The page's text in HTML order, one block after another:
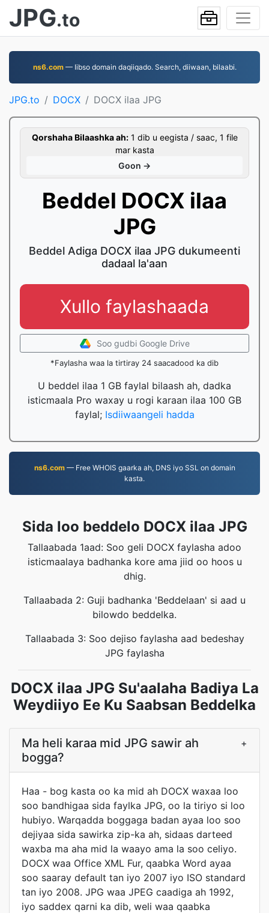
JPG.to
ns6.com— Iibso domain daqiiqado. Search, diiwaan, bilaabi.
JPG.to DOCX DOCX ilaa JPG
Qorshaha Bilaashka ah:1 dib u eegista / saac, 1 file
mar kasta
Goon →
Beddel DOCX ilaa
JPG
Beddel Adiga DOCX ilaa JPG dukumeenti
dadaal la'aan
Xullo faylashaada
Soo gudbi Google Drive
*Faylasha waa la tirtiray 24 saacadood ka dib
U beddel ilaa 1 GB faylal bilaash ah, dadka
isticmaala Pro waxay u rogi karaan ilaa 100 GB
faylal; Isdiiwaangeli hadda
ns6.com— Free WHOIS gaarka ah, DNS iyo SSL on domain
kasta.
Sida loo beddelo DOCX ilaa JPG
Tallaabada 1aad: Soo geli DOCX faylasha adoo
isticmaalaya badhanka kore ama jiid oo hoos u
dhig.
Tallaabada 2: Guji badhanka 'Beddelaan' si aad u
bilowdo beddelka.
Tallaabada 3: Soo dejiso faylasha aad bedeshay
JPG faylasha
DOCX ilaa JPG Su'aalaha Badiya La
Weydiiyo Ee Ku Saabsan Beddelka
Ma heli karaa mid JPG sawir ah
bogga?
+
Haa - bog kasta oo ka mid ah DOCX waxaa loo
soo bandhigaa sida faylka JPG, oo la tiriyo si loo
hubiyo. Warqadda boggaga badan ayaa loo soo
dejiyaa sida sawirka zip-ka ah, sidaas darteed
waxba ma aha mid la waayo ama la soo celiyo.
DOCX waa Office XML Fur, qaabka Word ayaa
soo saaray default tan iyo 2007 iyo ISO standard
tan iyo 2008. JPG waa JPEG caadiga ah 1992,
iyo saddex qarni ka dib, weli waa qaabka